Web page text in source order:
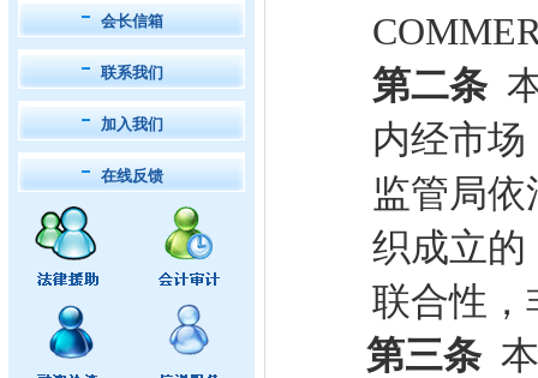
会长信箱
联系我们
加入我们
在线反馈
第二条
内经市场
监管局
织成立的
联合性，
第三条 本